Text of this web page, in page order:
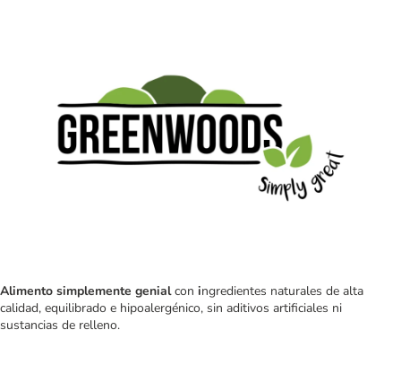
Alimento simplemente genialcon ingredientes naturales de alta
calidad, equilibrado e hipoalergénico, sin aditivos artificiales ni
sustancias de relleno.